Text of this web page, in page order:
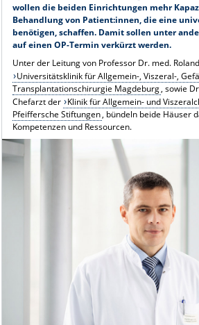
INTRANET
wollen die beiden Einrichtungen mehr
Behandlung von Patient:innen, die eine
benötigen, schaffen. Damit sollen unter
auf einen OP-Termin verkürzt werden.
Unter der Leitung von Professor Dr. med.
Universitätsklinik für Allgemein-, Viszeral-,
Transplantationschirurgie Magdeburg, sowie
Chefarzt der Klinik für Allgemein- und
Pfeiffersche Stiftungen, bündeln beide Häuser
Kompetenzen und Ressourcen.